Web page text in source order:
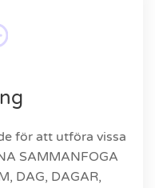
för att utföra vissa
SAMMANFOGA
DAG, DAGAR,